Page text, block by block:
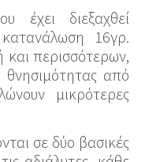
διεξαχθεί
16γρ.
και περισσότερων,
θνησιμότητας από
μικρότερες
σε δύο βασικές